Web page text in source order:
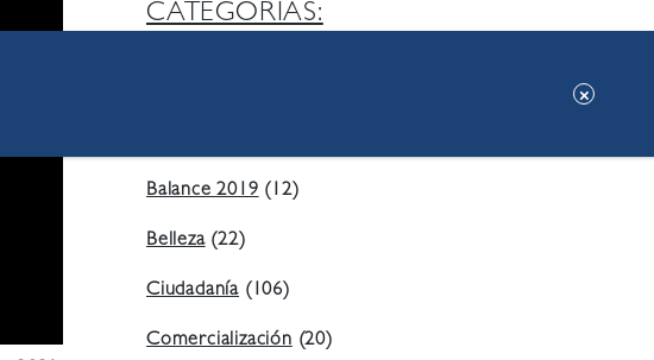
CATEGORIAS:
Balance 2019(12)
Belleza(22)
Ciudadanía (106)
Comercialización(20)